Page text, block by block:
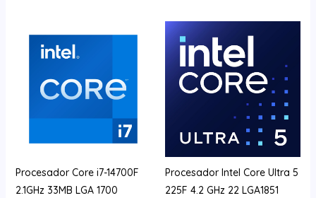
Procesador Core i7-14700F
2.1GHz 33MB LGA 1700
Procesador Intel Core Ultra 5
225F 4.2 GHz 22 LGA1851